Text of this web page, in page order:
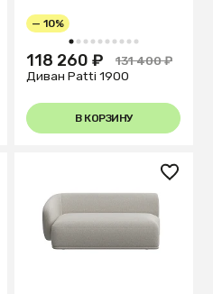
1 2 3 4 5 6 7 8 9 10
— 10%
118 260 ₽
131 400 ₽
Диван Patti 1900
В КОРЗИНУ